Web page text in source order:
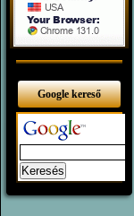
Google kereső